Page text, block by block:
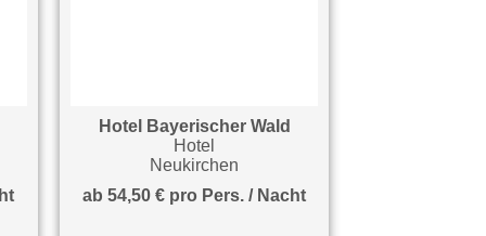
Hotel Bayerischer Wald
Hotel
Neukirchen
ab 54,50 € pro Pers. / Nacht